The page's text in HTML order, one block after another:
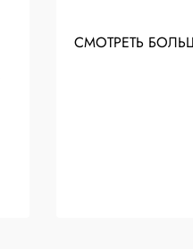
СМОТРЕТЬ